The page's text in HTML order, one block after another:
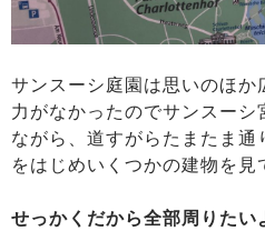
サンスーシ庭園は思いのほ
力がなかったのでサンスー
ながら、道すがらたまたま
をはじめいくつかの建物を見
せっかくだから全部周りた